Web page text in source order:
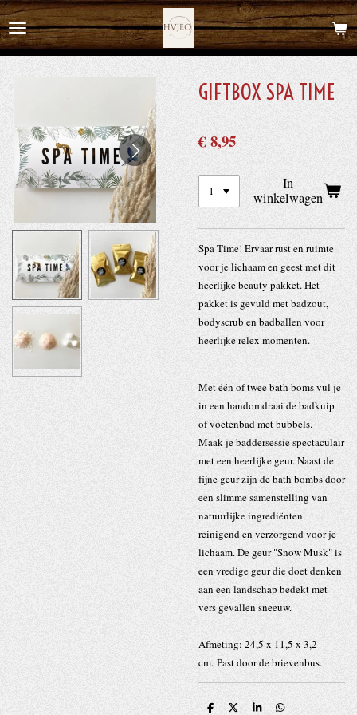
Ga
direct
naar
GIFTBOX SPA TIME
€ 8,95
In
winkelwagen
Spa Time! Ervaar rust en ruimte
voor je lichaam en geest met dit
heerlijke beauty pakket. Het
pakket is gevuld met badzout,
bodyscrub en badballen voor
heerlijke relex momenten.
Met één of twee bath boms vul je
in een handomdraai de badkuip
of voetenbad met bubbels.
Maak je baddersessie spectaculair
met een heerlijke geur. Naast de
fijne geur zijn de bath bombs door
een slimme samenstelling van
natuurlijke ingrediënten
reinigend en verzorgend voor je
lichaam. De geur "Snow Musk" is
een vredige geur die doet denken
aan een landschap bedekt met
vers gevallen sneeuw.
Afmeting: 24,5 x 11,5 x 3,2
cm. Past door de brievenbus.
D D S D